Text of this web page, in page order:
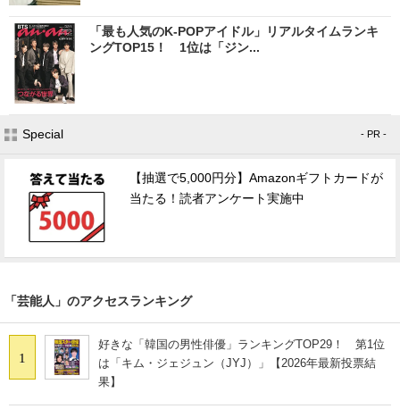
「最も人気のK-POPアイドル」リアルタイムランキ
ングTOP15！ 1位は「ジン...
Special - PR -
【抽選で5,000円分】Amazonギフトカードが
当たる！読者アンケート実施中
「芸能人」のアクセスランキング
1
好きな「韓国の男性俳優」ランキングTOP29！ 第1位
は「キム・ジェジュン（JYJ）」【2026年最新投票結
果】